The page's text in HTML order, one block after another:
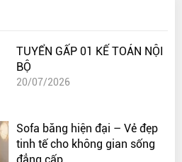
TUYỂN GẤP 01 KẾ TOÁN NỘI
BỘ
20/07/2026
Sofa băng hiện đại – Vẻ đẹp
tinh tế cho không gian sống